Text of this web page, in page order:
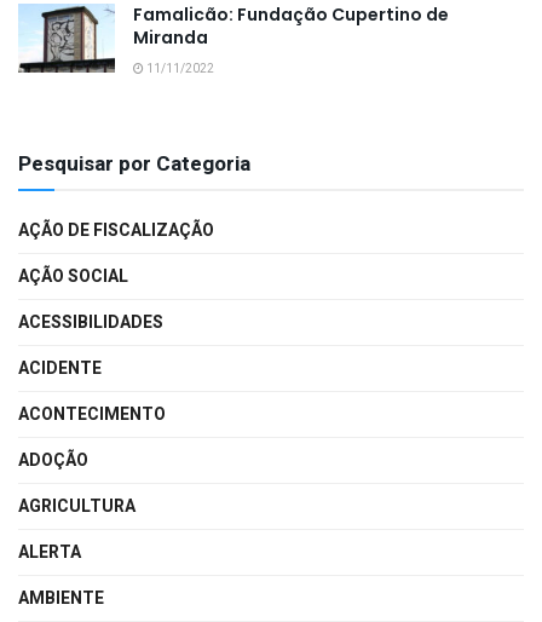
Famalicão: Fundação Cupertino de
Miranda
11/11/2022
Pesquisar por Categoria
AÇÃO DE FISCALIZAÇÃO
AÇÃO SOCIAL
ACESSIBILIDADES
ACIDENTE
ACONTECIMENTO
ADOÇÃO
AGRICULTURA
ALERTA
AMBIENTE